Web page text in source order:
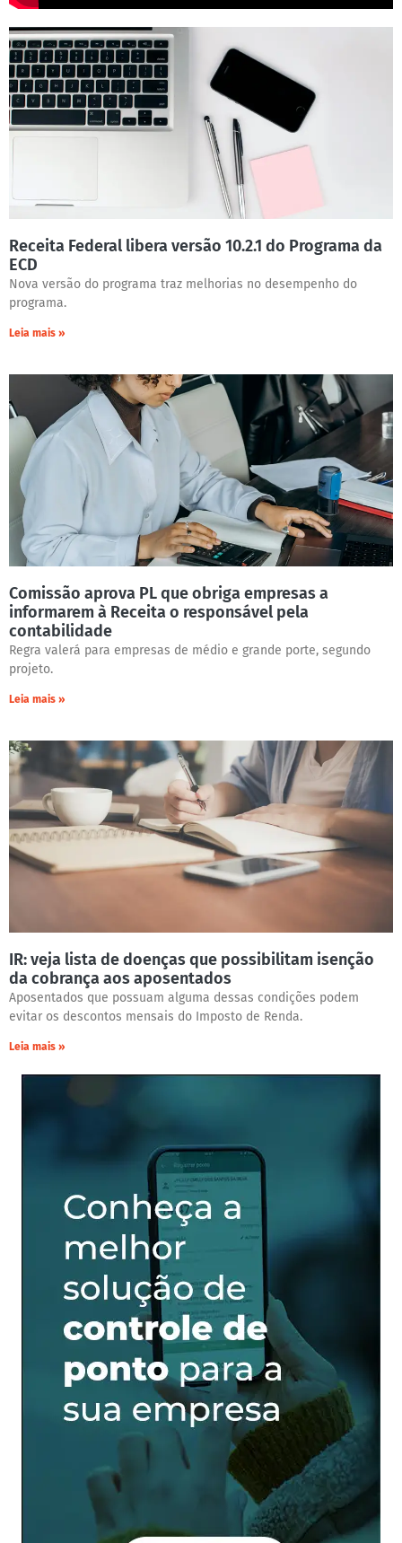
Receita Federal libera versão 10.2.1 do Programa da
ECD
Nova versão do programa traz melhorias no desempenho do
programa.
Leia mais »
Comissão aprova PL que obriga empresas a
informarem à Receita o responsável pela
contabilidade
Regra valerá para empresas de médio e grande porte, segundo
projeto.
Leia mais »
IR: veja lista de doenças que possibilitam isenção
da cobrança aos aposentados
Aposentados que possuam alguma dessas condições podem
evitar os descontos mensais do Imposto de Renda.
Leia mais »